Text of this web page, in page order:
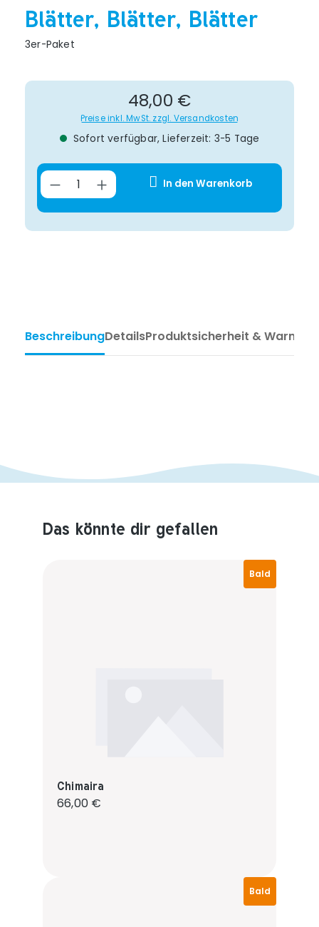
Blätter, Blätter, Blätter
3er-Paket
Regulärer Preis:
48,00 €
Preise inkl. MwSt. zzgl. Versandkosten
Sofort verfügbar, Lieferzeit: 3-5 Tage
Produkt Anzahl: Gib den
In den Warenkorb
BeschreibungDetailsProduktsicherheit &
Produktempfehlungen überspringen
Das könnte dir gefallen
Bald
Chimaira
Regulärer Preis:
66,00 €
Bald